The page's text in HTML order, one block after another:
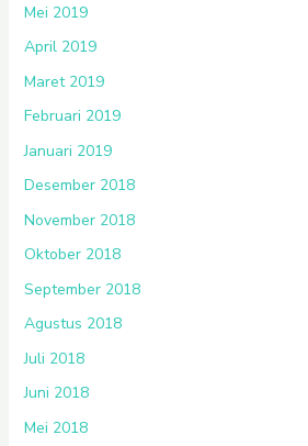
Mei 2019
April 2019
Maret 2019
Februari 2019
Januari 2019
Desember 2018
November 2018
Oktober 2018
September 2018
Agustus 2018
Juli 2018
Juni 2018
Mei 2018